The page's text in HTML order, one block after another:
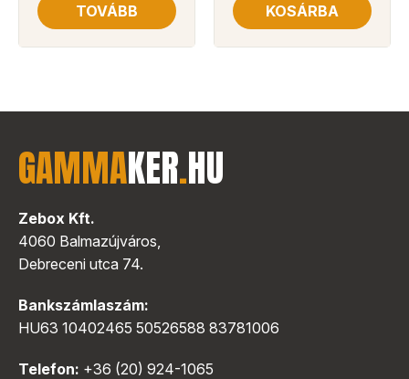
TOVÁBB KOSÁRBA
GAMMAKER.HU
Zebox Kft.
4060 Balmazújváros,
Debreceni utca 74.
Bankszámlaszám:
HU63 10402465 50526588 83781006
Telefon: +36 (20) 924-1065